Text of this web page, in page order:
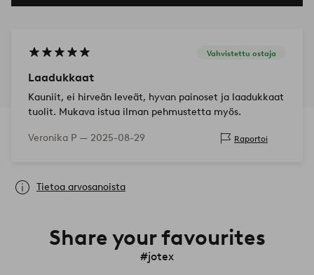
Vahvistettu ostaja
Laadukkaat
Kauniit, ei hirveän leveät, hyvan painoset ja laadukkaat
tuolit. Mukava istua ilman pehmustetta myös.
Veronika P — 2025-08-29 Raportoi
Tietoa arvosanoista
Share your favourites
#jotex